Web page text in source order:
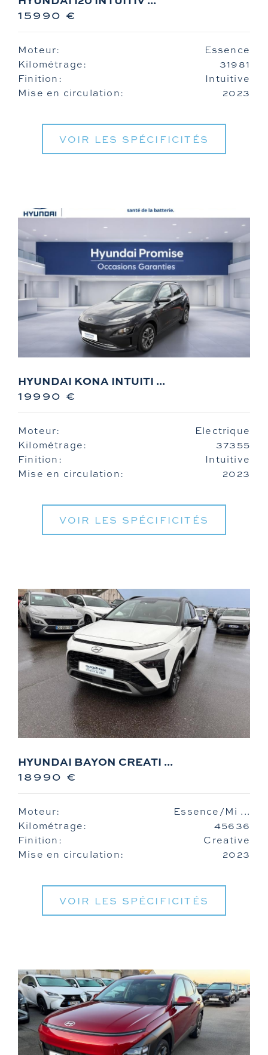
15990 €
Moteur:
Essence
Kilométrage:
31981
Finition:
Intuitive
Mise en circulation:
2023
VOIR LES SPÉCIFICITÉS
HYUNDAI KONA INTUITI ...
19990 €
Moteur:
Electrique
Kilométrage:
37355
Finition:
Intuitive
Mise en circulation:
2023
VOIR LES SPÉCIFICITÉS
HYUNDAI BAYON CREATI ...
18990 €
Moteur:
Essence/Mi ...
Kilométrage:
45636
Finition:
Creative
Mise en circulation:
2023
VOIR LES SPÉCIFICITÉS